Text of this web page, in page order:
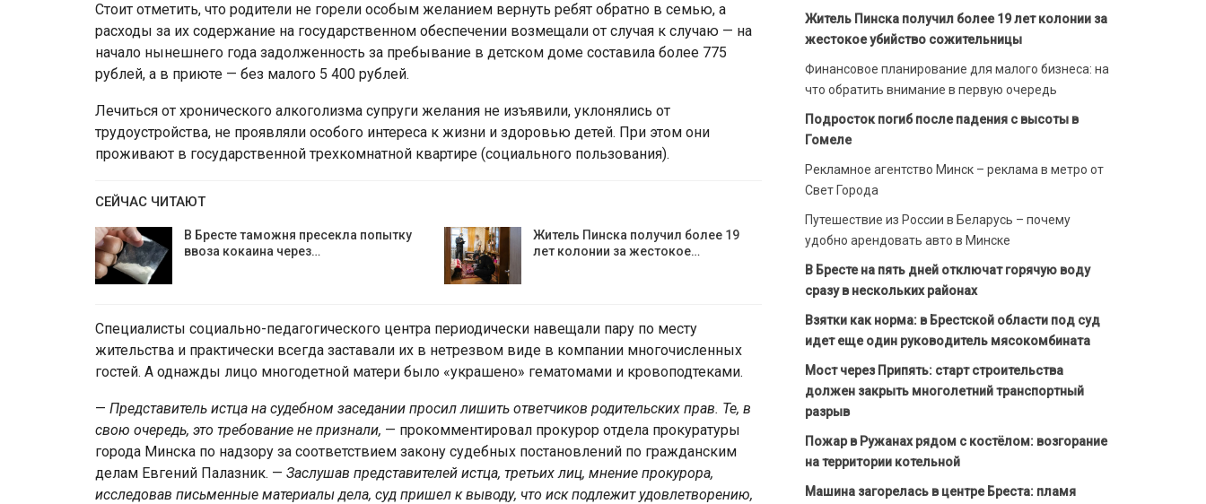
Стоит отметить, что родители не горели особым желанием вернуть ребят обратно в семью, а
расходы за их содержание на государственном обеспечении возмещали от случая к случаю — на
начало нынешнего года задолженность за пребывание в детском доме составила более 775
рублей, а в приюте — без малого 5 400 рублей.
Лечиться от хронического алкоголизма супруги желания не изъявили, уклонялись от
трудоустройства, не проявляли особого интереса к жизни и здоровью детей. При этом они
проживают в государственной трехкомнатной квартире (социального пользования).
СЕЙЧАС ЧИТАЮТ
В Бресте таможня пресекла попытку
ввоза кокаина через…
Житель Пинска получил более 19
лет колонии за жестокое…
Специалисты социально-педагогического центра периодически навещали пару по месту
жительства и практически всегда заставали их в нетрезвом виде в компании многочисленных
гостей. А однажды лицо многодетной матери было «украшено» гематомами и кровоподтеками.
— Представитель истца на судебном заседании просил лишить ответчиков родительских прав. Те, в
свою очередь, это требование не признали, — прокомментировал прокурор отдела прокуратуры
города Минска по надзору за соответствием закону судебных постановлений по гражданским
делам Евгений Палазник. — Заслушав представителей истца, третьих лиц, мнение прокурора,
исследовав письменные материалы дела, суд пришел к выводу, что иск подлежит удовлетворению,
Житель Пинска получил более 19 лет колонии за
жестокое убийство сожительницы
Финансовое планирование для малого бизнеса: на
что обратить внимание в первую очередь
Подросток погиб после падения с высоты в
Гомеле
Рекламное агентство Минск – реклама в метро от
Свет Города
Путешествие из России в Беларусь – почему
удобно арендовать авто в Минске
В Бресте на пять дней отключат горячую воду
сразу в нескольких районах
Взятки как норма: в Брестской области под суд
идет еще один руководитель мясокомбината
Мост через Припять: старт строительства
должен закрыть многолетний транспортный
разрыв
Пожар в Ружанах рядом с костёлом: возгорание
на территории котельной
Машина загорелась в центре Бреста: пламя